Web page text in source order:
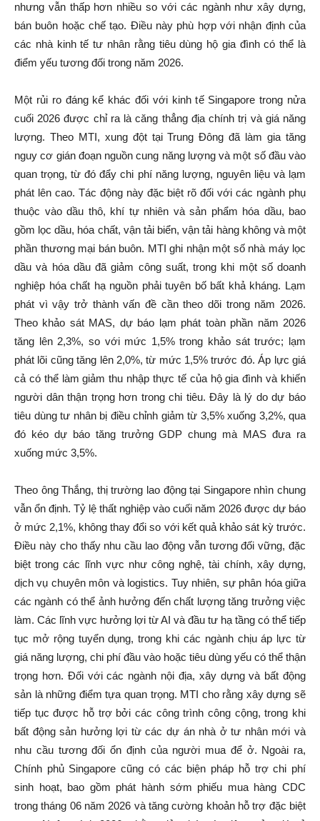
nhưng vẫn thấp hơn nhiều so với các ngành như xây dựng,
bán buôn hoặc chế tạo. Điều này phù hợp với nhận định của
các nhà kinh tế tư nhân rằng tiêu dùng hộ gia đình có thể là
điểm yếu tương đối trong năm 2026.
Một rủi ro đáng kể khác đối với kinh tế Singapore trong nửa
cuối 2026 được chỉ ra là căng thẳng địa chính trị và giá năng
lượng. Theo MTI, xung đột tại Trung Đông đã làm gia tăng
nguy cơ gián đoạn nguồn cung năng lượng và một số đầu vào
quan trọng, từ đó đẩy chi phí năng lượng, nguyên liệu và lạm
phát lên cao. Tác động này đặc biệt rõ đối với các ngành phụ
thuộc vào dầu thô, khí tự nhiên và sản phẩm hóa dầu, bao
gồm lọc dầu, hóa chất, vận tải biển, vận tải hàng không và một
phần thương mại bán buôn. MTI ghi nhận một số nhà máy lọc
dầu và hóa dầu đã giảm công suất, trong khi một số doanh
nghiệp hóa chất hạ nguồn phải tuyên bố bất khả kháng. Lạm
phát vì vậy trở thành vấn đề cần theo dõi trong năm 2026.
Theo khảo sát MAS, dự báo lạm phát toàn phần năm 2026
tăng lên 2,3%, so với mức 1,5% trong khảo sát trước; lạm
phát lõi cũng tăng lên 2,0%, từ mức 1,5% trước đó. Áp lực giá
cả có thể làm giảm thu nhập thực tế của hộ gia đình và khiến
người dân thận trọng hơn trong chi tiêu. Đây là lý do dự báo
tiêu dùng tư nhân bị điều chỉnh giảm từ 3,5% xuống 3,2%, qua
đó kéo dự báo tăng trưởng GDP chung mà MAS đưa ra
xuống mức 3,5%.
Theo ông Thắng, thị trường lao động tại Singapore nhìn chung
vẫn ổn định. Tỷ lệ thất nghiệp vào cuối năm 2026 được dự báo
ở mức 2,1%, không thay đổi so với kết quả khảo sát kỳ trước.
Điều này cho thấy nhu cầu lao động vẫn tương đối vững, đặc
biệt trong các lĩnh vực như công nghệ, tài chính, xây dựng,
dịch vụ chuyên môn và logistics. Tuy nhiên, sự phân hóa giữa
các ngành có thể ảnh hưởng đến chất lượng tăng trưởng việc
làm. Các lĩnh vực hưởng lợi từ AI và đầu tư hạ tầng có thể tiếp
tục mở rộng tuyển dụng, trong khi các ngành chịu áp lực từ
giá năng lượng, chi phí đầu vào hoặc tiêu dùng yếu có thể thận
trọng hơn. Đối với các ngành nội địa, xây dựng và bất động
sản là những điểm tựa quan trọng. MTI cho rằng xây dựng sẽ
tiếp tục được hỗ trợ bởi các công trình công cộng, trong khi
bất động sản hưởng lợi từ các dự án nhà ở tư nhân mới và
nhu cầu tương đối ổn định của người mua để ở. Ngoài ra,
Chính phủ Singapore cũng có các biện pháp hỗ trợ chi phí
sinh hoạt, bao gồm phát hành sớm phiếu mua hàng CDC
trong tháng 06 năm 2026 và tăng cường khoản hỗ trợ đặc biệt